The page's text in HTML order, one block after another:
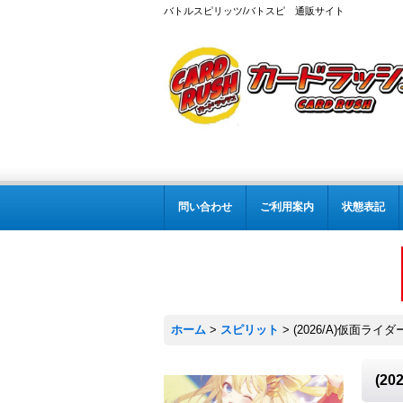
バトルスピリッツ/バトスピ 通販サイト
問い合わせ ご利用案内 状態表記
ホーム > スピリット > (2026/A)仮面ライダ